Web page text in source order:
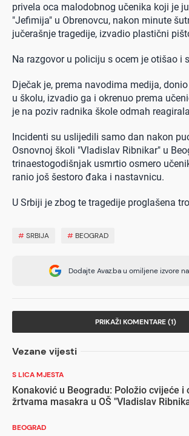
privela oca malodobnog učenika koji je
"Jefimija" u Obrenovcu, nakon minute
jučerašnje tragedije, izvadio plastični
Na razgovor u policiju s ocem je otišao i
Dječak je, prema navodima medija,
u školu, izvadio ga i okrenuo prema
je na poziv radnika škole odmah
Incidenti su uslijedili samo dan nakon
Osnovnoj školi "Vladislav Ribnikar" u
trinaestogodišnjak usmrtio osmero
ranio još šestoro đaka i nastavnicu.
U Srbiji je zbog te tragedije proglašena
#SRBIJA # BEOGRAD
Dodajte Avaz.ba u omiljene izvore
PRIKAŽI KOMENTARE (1)
Vezane vijesti
S LICA MJESTA
Konaković u Beogradu: Položio cvijeće i
žrtvama masakra u OŠ "Vladislav
BEOGRAD